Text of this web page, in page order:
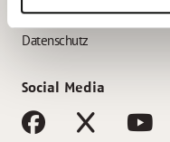
Impressum
Datenschutz
Social Media